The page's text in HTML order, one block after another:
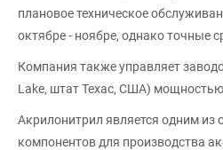
плановое техническое
октябре - ноябре, однако точные
Компания также управляет
Lake, штат Техас, США) мощностью
Акрилонитрил является одним
компонентов для производства